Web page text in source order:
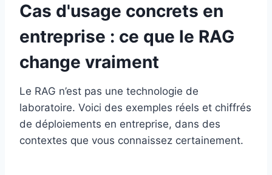
Cas d'usage concrets en
entreprise : ce que le RAG
change vraiment
Le RAG n’est pas une technologie de
laboratoire. Voici des exemples réels et chiffrés
de déploiements en entreprise, dans des
contextes que vous connaissez certainement.